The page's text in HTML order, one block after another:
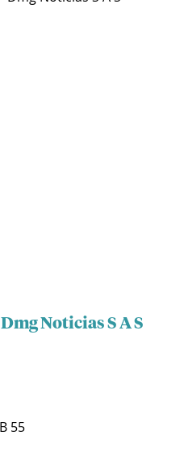
Noticias S A S
55